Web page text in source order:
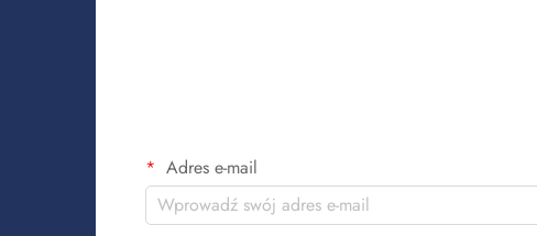
Adres e-mail